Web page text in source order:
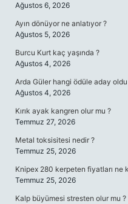
Ağustos 6, 2026
Ayın dönüyor ne anlatıyor ?
Ağustos 5, 2026
Burcu Kurt kaç yaşında ?
Ağustos 4, 2026
Arda Güler hangi ödüle aday oldu
Ağustos 4, 2026
Kırık ayak kangren olur mu ?
Temmuz 27, 2026
Metal toksisitesi nedir ?
Temmuz 25, 2026
Knipex 280 kerpeten fiyatları ne
Temmuz 25, 2026
Kalp büyümesi stresten olur mu ?